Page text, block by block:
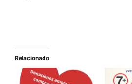
Relacionado